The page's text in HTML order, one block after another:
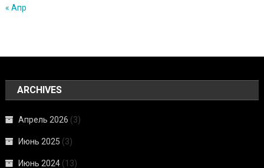
« Апр
ARCHIVES
Апрель 2026 (3)
Июнь 2025 (3)
Июнь 2024 (13)